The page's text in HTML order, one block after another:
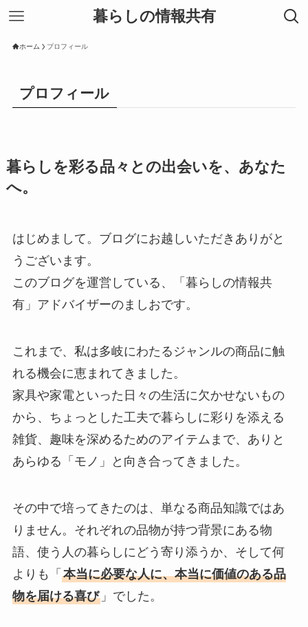
暮らしの情報共有
ホーム プロフィール
プロフィール
暮らしを彩る品々との出会いを、あなた
へ。
はじめまして。ブログにお越しいただきありがと
うございます。
このブログを運営している、「暮らしの情報共
有」アドバイザーのましおです。
これまで、私は多岐にわたるジャンルの商品に触
れる機会に恵まれてきました。
家具や家電といった日々の生活に欠かせないもの
から、ちょっとした工夫で暮らしに彩りを添える
雑貨、趣味を深めるためのアイテムまで、ありと
あらゆる「モノ」と向き合ってきました。
その中で培ってきたのは、単なる商品知識ではあ
りません。それぞれの品物が持つ背景にある物
語、使う人の暮らしにどう寄り添うか、そして何
よりも「 本当に必要な人に、本当に価値のある品
物を届ける喜び」でした。